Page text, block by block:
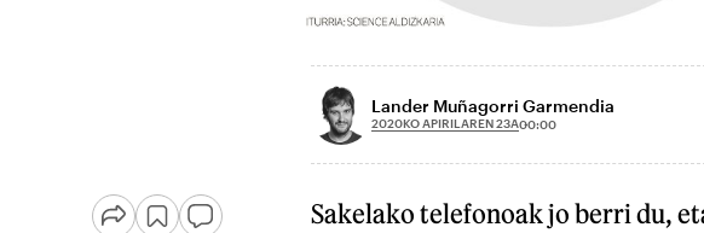
Lander Muñagorri Garmendia
2020KO APIRILAREN 23A00:00
Sakelako telefonoak jo berri du,